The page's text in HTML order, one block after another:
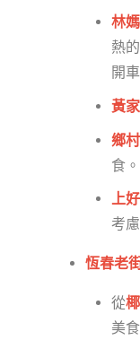
林
熱
開
黃
鄉
食。
上
考
恆春老
從
美